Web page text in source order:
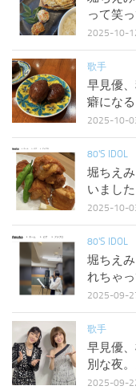
って笑っ
2025-10-
歌手
早見優
癖になる
2025-10-
80'S IDOL
堀ちえ
いました
2025-10-
80'S IDOL
堀ちえ
れちゃっ
2025-09-
歌手
早見優
別な夜。
2025-09-